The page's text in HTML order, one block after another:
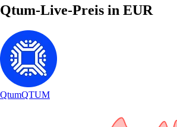
Qtum-Live-Preis in EUR
QtumQTUM